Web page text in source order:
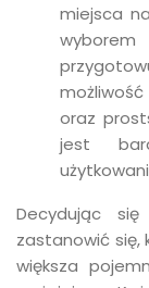
miejsca
oraz
jest
Decydując
zastanowić się,
większa